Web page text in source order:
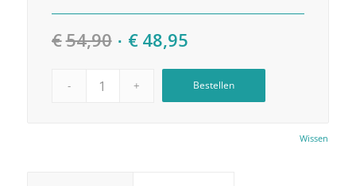
Wissen
€54,90 Oorspronkelijke
was:
€54,90.
€ 48,95Huidige
is:
€48,95.
Bestellen